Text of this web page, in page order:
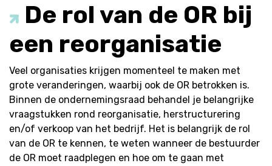
De rol van de OR bij
een reorganisatie
Veel organisaties krijgen momenteel te maken met
grote veranderingen, waarbij ook de OR betrokken is.
Binnen de ondernemingsraad behandel je belangrijke
vraagstukken rond reorganisatie, herstructurering
en/of verkoop van het bedrijf. Het is belangrijk de rol
van de OR te kennen, te weten wanneer de bestuurder
de OR moet raadplegen en hoe om te gaan met